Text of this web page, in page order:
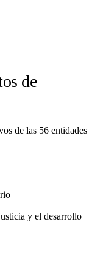
de
de las 56 entidades
y el desarrollo